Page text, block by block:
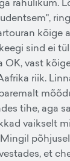
kõige
sind ei
OK, vast
riik.
tihe, aga
vaikselt
et